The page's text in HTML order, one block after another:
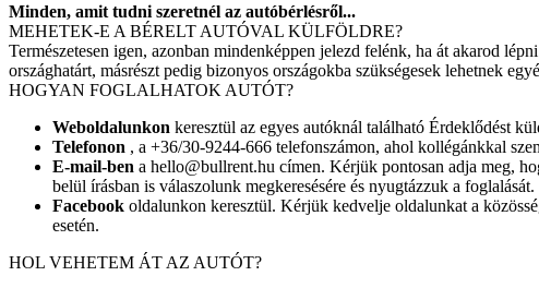
Minden, amit tudni szeretnél az autóbérlésről...
MEHETEK-E A BÉRELT AUTÓVAL KÜLFÖLDRE?
Természetesen igen, azonban mindenképpen jelezd felénk, ha át akarod
országhatárt, másrészt pedig bizonyos országokba szükségesek lehetnek
HOGYAN FOGLALHATOK AUTÓT?
Weboldalunkon keresztül az egyes autóknál található Érdeklődést
Telefonon , a +36/30-9244-666 telefonszámon, ahol kollégánkkal
E-mail-ben a hello@bullrent.hu címen. Kérjük pontosan adja meg,
belül írásban is válaszolunk megkeresésére és nyugtázzuk a foglalását.
Facebook oldalunkon keresztül. Kérjük kedvelje oldalunkat a
esetén.
HOL VEHETEM ÁT AZ AUTÓT?